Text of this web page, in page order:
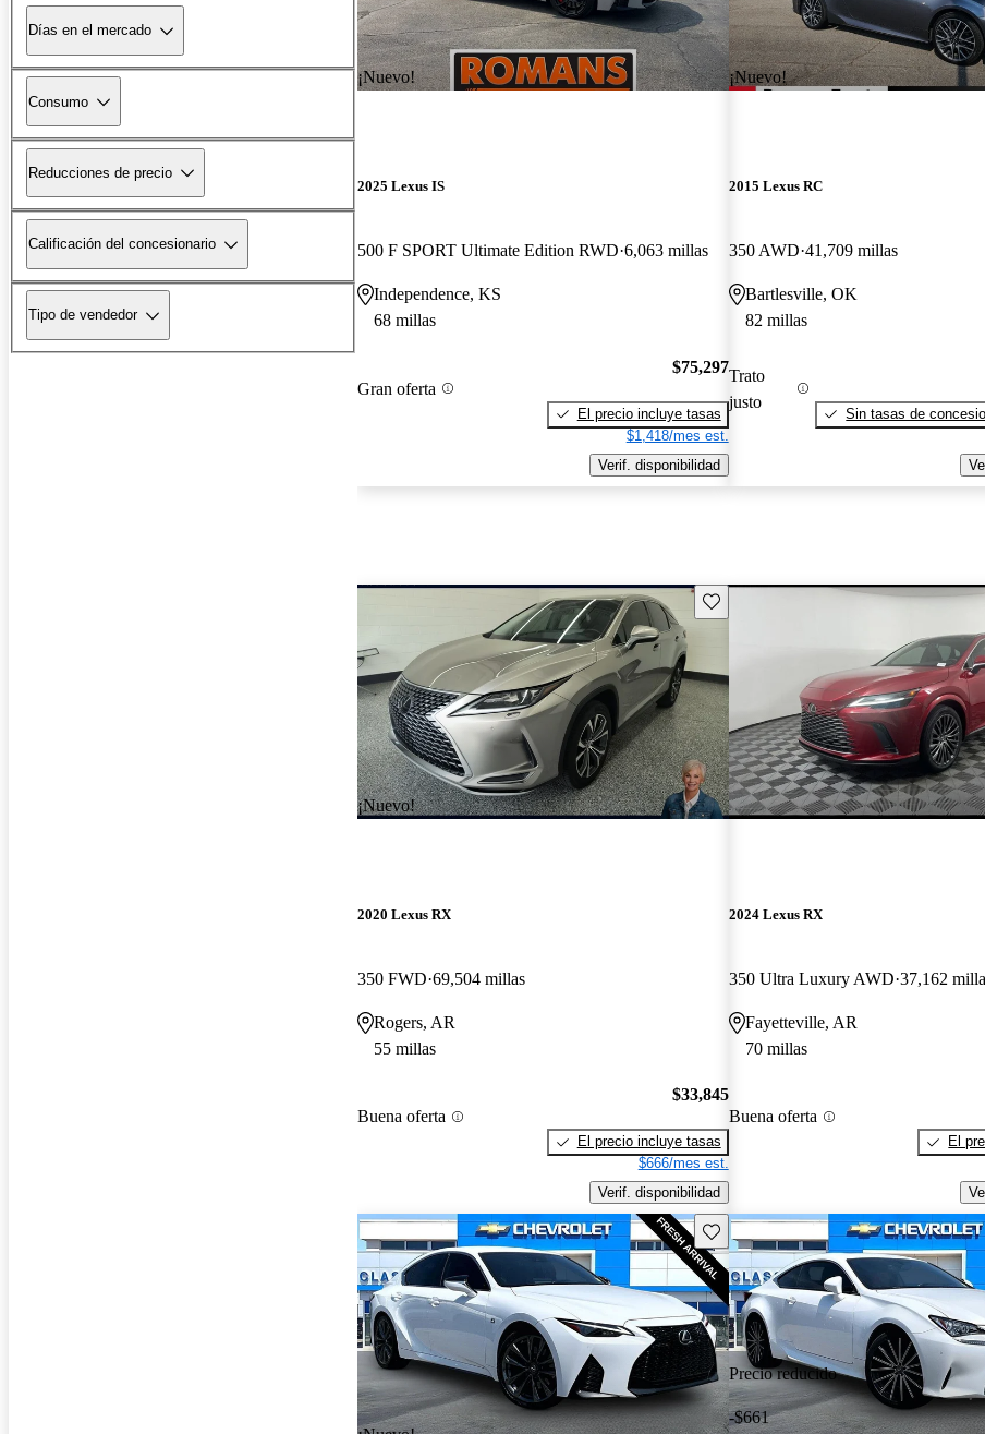
Días en el mercado
Consumo
Reducciones de precio
Calificación del concesionario
Tipo de vendedor
¡Nuevo!
2025 Lexus IS
500 F SPORT Ultimate Edition RWD 6,063 millas
Independence, KS
68 millas
Gran oferta
$75,297
El precio incluye tasas
$1,418/mes est.
Verif. disponibilidad
¡Nuevo!
2015 Lexus RC
350 AWD 41,709 millas
Bartlesville, OK
82 millas
Trato
justo
Sin tasas de
¡Nuevo!
Guarda este Aviso
2020 Lexus RX
350 FWD 69,504 millas
Rogers, AR
55 millas
Buena oferta
$33,845
El precio incluye tasas
$666/mes est.
Verif. disponibilidad
2024 Lexus RX
350 Ultra Luxury AWD 37,162
Fayetteville, AR
70 millas
Buena oferta
El
Guarda este Aviso
Precio reducido
-$661